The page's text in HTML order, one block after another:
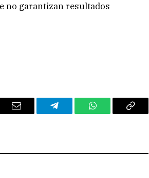
no garantizan resultados
Email Telegram WhatsAppCopy